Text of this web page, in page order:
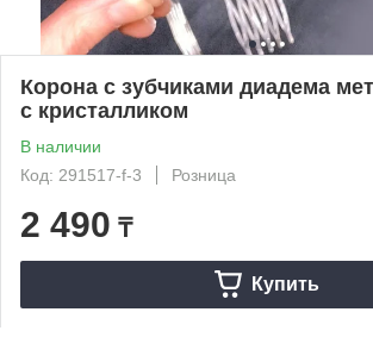
Корона с зубчиками диадема
с кристалликом
В наличии
Код: 291517-f-3
Розница
2 490 ₸
Купить